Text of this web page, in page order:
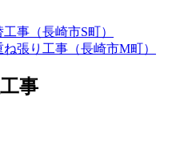
事（長崎市S町）
張り工事（長崎市M町）
事